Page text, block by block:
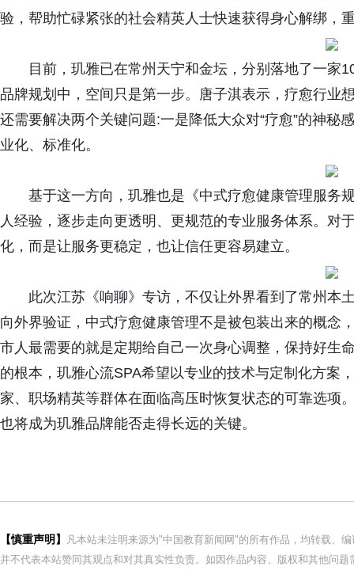
验，帮助忙碌紧张的社会精英人士快速获得身心解绑，
目前，玑雅已在常州天宁和金坛，分别落地了一家
品牌规划中，空间只是第一步。唐子淇表示，疗愈行业
还需要解决两个关键问题:一是降低大众对“疗愈”的神秘
业化、标准化。
基于这一方向，玑雅也是《中式疗愈健康管理服务
人经验，逐步走向更透明、更规范的专业服务体系。对
化，而是让服务更稳定，也让信任更容易建立。
此次江苏《响聊》专访，不仅让外界看到了常州本
向外界验证，中式疗愈健康管理不是被包装出来的概念
市人最需要的就是定期给自己一次身心调整，保持好生
的根本，玑雅心流SPA希望以专业的技术与定制化方案
家、职场精英等群体在面临高压时恢复状态的可靠选项
也将成为玑雅品牌能否走得长远的关键。
【慎重声明】
凡本站未注明来源为"中国教育新闻网"的所有作品，均转载、
并不代表本站赞同其观点和对其真实性负责。如因作品内容、版权和其他问